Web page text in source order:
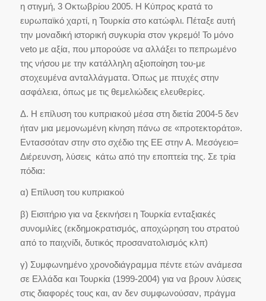
η στιγμή, 3 Οκτωβρίου 2005. Η Κύπρος κρατά το
ευρωπαϊκό χαρτί, η Τουρκία στο κατώφλι. Πέταξε αυτή
την μοναδική ιστορική συγκυρία στον γκρεμό! Το μόνο
veto με αξία, που μπορούσε να αλλάξει το πεπρωμένο
της νήσου με την κατάλληλη αξιοποίηση του-με
στοχευμένα ανταλλάγματα. Όπως με πτυχές στην
ασφάλεια, όπως με τις θεμελιώδεις ελευθερίες.
Δ. Η επίλυση του κυπριακού μέσα στη διετία 2004-5 δεν
ήταν μια μεμονωμένη κίνηση πάνω σε «προτεκτοράτο».
Εντασσόταν στην στο σχέδιο της ΕΕ στην Α. Μεσόγειο=
Διέρευνση, λύσεις κάτω από την εποπτεία της. Σε τρία
πόδια:
α) Επίλυση του κυπριακού
β) Εισιτήριο για να ξεκινήσει η Τουρκία ενταξιακές
συνομιλίες (εκδημοκρατισμός, αποχώρηση του στρατού
από το παιχνίδι, δυτικός προσανατολισμός κλπ)
γ) Συμφωνημένο χρονοδιάγραμμα πέντε ετών ανάμεσα
σε Ελλάδα και Τουρκία (1999-2004) για να βρουν λύσεις
στις διαφορές τους και, αν δεν συμφωνούσαν, πράγμα